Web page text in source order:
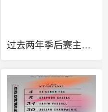
过去两年季后赛主场17胜3负？戴格诺特：这显然不能保证任何东西